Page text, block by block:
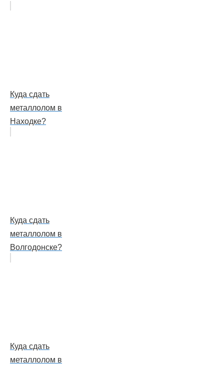
Куда сдать
металлолом в
Находке?
Куда сдать
металлолом в
Волгодонске?
Куда сдать
металлолом в